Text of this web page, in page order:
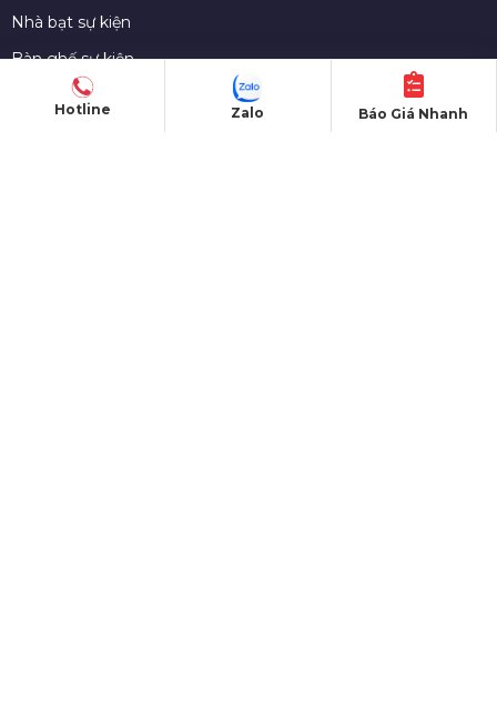
Nhà bạt sự kiện
Bàn ghế sự kiện
Sân khấu di dộng
Hotline Báo Giá Nhanh
Zalo